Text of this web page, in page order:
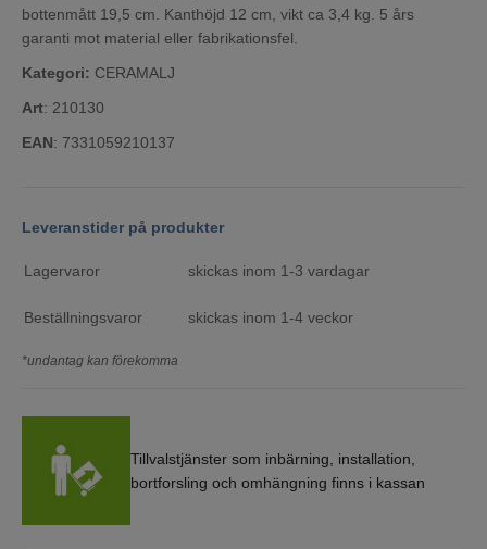
bottenmått 19,5 cm. Kanthöjd 12 cm, vikt ca 3,4 kg. 5 års
garanti mot material eller fabrikationsfel.
Kategori: CERAMALJ
Art: 210130
EAN: 7331059210137
Leveranstider på produkter
Lagervaror skickas inom 1-3 vardagar
Beställningsvaror skickas inom 1-4 veckor
*undantag kan förekomma
Tillvalstjänster som inbärning, installation,
bortforsling och omhängning finns i kassan